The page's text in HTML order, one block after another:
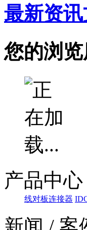
最新资
您的浏览
产品中心
线对板连接器